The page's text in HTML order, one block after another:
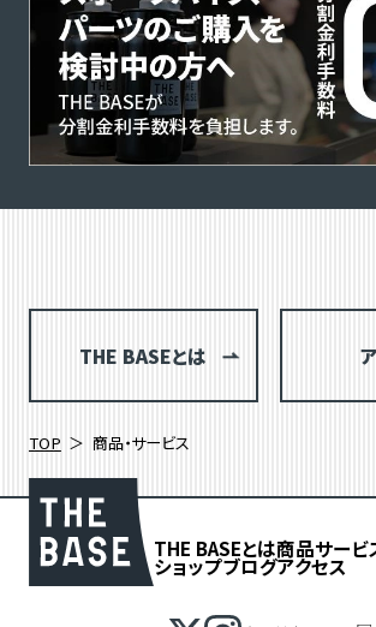
THE BASEとは
TOP 商品・サービス
THE BASEとは商品サービ
ショップブログアクセス